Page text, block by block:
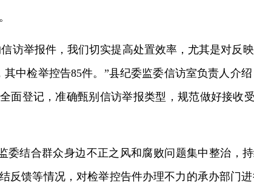
访举报件，我们切实提高处置效率，尤其是对反
其中检举控告85件。”县纪委监委信访室负责人介
面登记，准确甄别信访举报类型，规范做好接收
委结合群众身边不正之风和腐败问题集中整治，
反馈等情况，对检举控告件办理不力的承办部门